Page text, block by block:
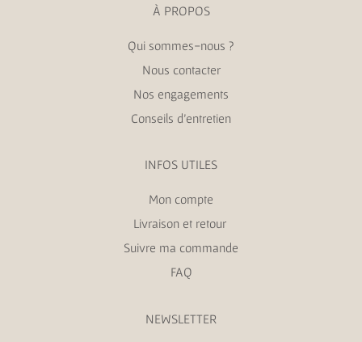
À PROPOS
Qui sommes-nous ?
Nous contacter
Nos engagements
Conseils d’entretien
INFOS UTILES
Mon compte
Livraison et retour
Suivre ma commande
FAQ
NEWSLETTER